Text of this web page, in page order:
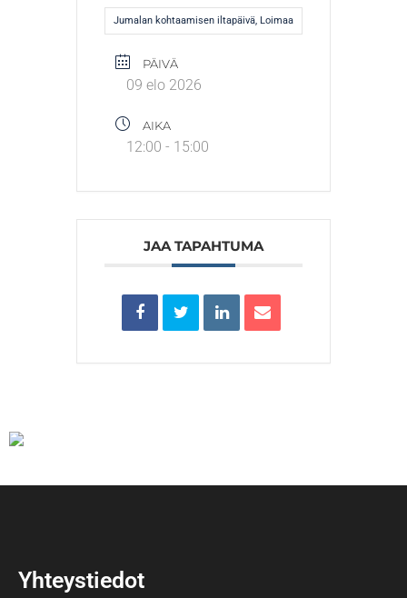
Jumalan kohtaamisen iltapäivä, Loimaa
PÄIVÄ
09 elo 2026
AIKA
12:00 - 15:00
JAA TAPAHTUMA
Yhteystiedot